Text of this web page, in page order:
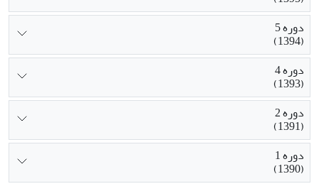
دوره 5
(1394)
دوره 4
(1393)
دوره 2
(1391)
دوره 1
(1390)